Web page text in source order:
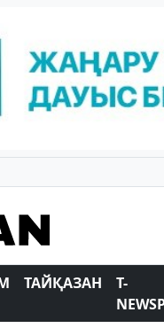
ТАЙҚАЗАН
T-